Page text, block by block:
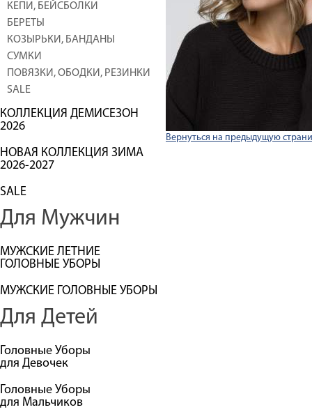
КЕПИ, БЕЙСБОЛКИ
БЕРЕТЫ
КОЗЫРЬКИ, БАНДАНЫ
СУМКИ
ПОВЯЗКИ, ОБОДКИ, РЕЗИНКИ
SALE
КОЛЛЕКЦИЯ ДЕМИСЕЗОН
2026
НОВАЯ КОЛЛЕКЦИЯ ЗИМА
2026-2027
SALE
Для Мужчин
МУЖСКИЕ ЛЕТНИЕ
ГОЛОВНЫЕ УБОРЫ
МУЖСКИЕ ГОЛОВНЫЕ УБОРЫ
Для Детей
Головные Уборы
для Девочек
Головные Уборы
для Мальчиков
Вернуться на предыдущую